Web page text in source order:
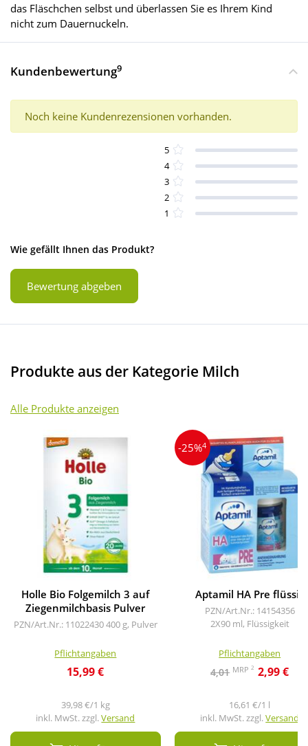
das Fläschchen selbst und überlassen Sie es Ihrem Kind
nicht zum Dauernuckeln.
Kundenbewertung9
Noch keine Kundenrezensionen vorhanden.
5
4
3
2
1
Wie gefällt Ihnen das Produkt?
Bewertung abgeben
Produkte aus der Kategorie Milch
Alle Produkte anzeigen
Holle Bio Folgemilch 3 auf
Ziegenmilchbasis Pulver
PZN/Art.Nr.: 11022430400 g, Pulver
Pflichtangaben
15,99 €
39,98 €/1 kg
inkl. MwSt. zzgl.Versand
-25%4
Aptamil HA Pre flüssig
PZN/Art.Nr.: 14154356
2X90 ml, Flüssigkeit
Pflichtangaben
4,01 MRP2 2,99 €
16,61 €/1 l
inkl. MwSt. zzgl.Versand